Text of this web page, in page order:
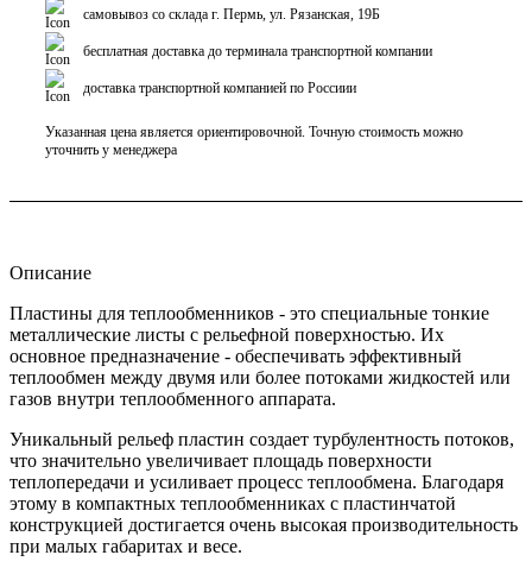
самовывоз со склада г. Пермь, ул. Рязанская, 19Б
бесплатная доставка до терминала транспортной компании
доставка транспортной компанией по Россиии
Указанная цена является ориентировочной. Точную стоимость можно
уточнить у менеджера
Описание
Пластины для теплообменников - это специальные тонкие
металлические листы с рельефной поверхностью. Их
основное предназначение - обеспечивать эффективный
теплообмен между двумя или более потоками жидкостей или
газов внутри теплообменного аппарата.
Уникальный рельеф пластин создает турбулентность потоков,
что значительно увеличивает площадь поверхности
теплопередачи и усиливает процесс теплообмена. Благодаря
этому в компактных теплообменниках с пластинчатой
конструкцией достигается очень высокая производительность
при малых габаритах и весе.